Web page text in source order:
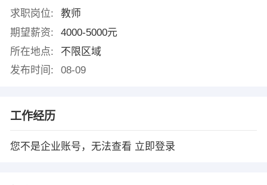
求职岗位:
教师
期望薪资:
4000-5000元
所在地点:
不限区域
发布时间:
08-09
工作经历
您不是企业账号，无法查看 立即登录